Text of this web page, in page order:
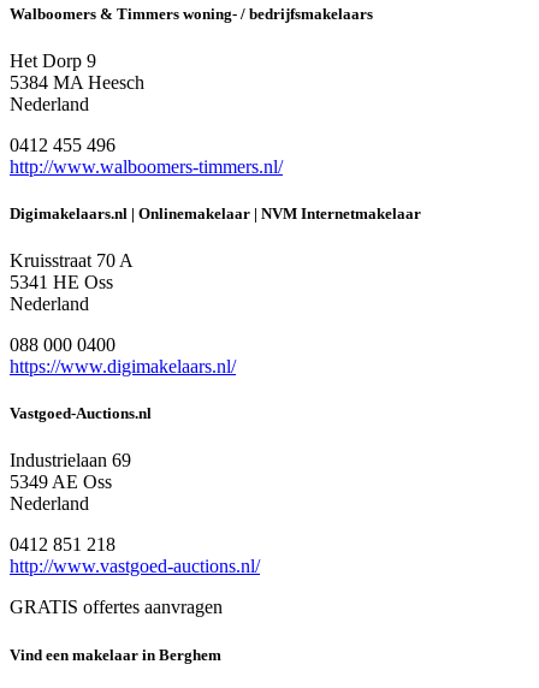
Walboomers & Timmers woning- / bedrijfsmakelaars
Het Dorp 9
5384 MA Heesch
Nederland
0412 455 496
http://www.walboomers-timmers.nl/
Digimakelaars.nl | Onlinemakelaar | NVM Internetmakelaar
Kruisstraat 70 A
5341 HE Oss
Nederland
088 000 0400
https://www.digimakelaars.nl/
Vastgoed-Auctions.nl
Industrielaan 69
5349 AE Oss
Nederland
0412 851 218
http://www.vastgoed-auctions.nl/
GRATIS offertes aanvragen
Vind een makelaar in Berghem